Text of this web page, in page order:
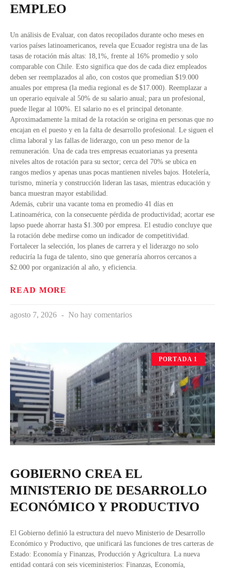
EMPLEO
Un análisis de Evaluar, con datos recopilados durante ocho meses en
varios países latinoamericanos, revela que Ecuador registra una de las
tasas de rotación más altas: 18,1%, frente al 16% promedio y solo
comparable con Chile. Esto significa que dos de cada diez empleados
deben ser reemplazados al año, con costos que promedian $19.000
anuales por empresa (la media regional es de $17.000). Reemplazar a
un operario equivale al 50% de su salario anual; para un profesional,
puede llegar al 100%. El salario no es el principal detonante.
Aproximadamente la mitad de la rotación se origina en personas que no
encajan en el puesto y en la falta de desarrollo profesional. Le siguen el
clima laboral y las fallas de liderazgo, con un peso menor de la
remuneración. Una de cada tres empresas ecuatorianas ya presenta
niveles altos de rotación para su sector; cerca del 70% se ubica en
rangos medios y apenas unas pocas mantienen niveles bajos. Hotelería,
turismo, minería y construcción lideran las tasas, mientras educación y
banca muestran mayor estabilidad.
Además, cubrir una vacante toma en promedio 41 días en
Latinoamérica, con la consecuente pérdida de productividad; acortar ese
lapso puede ahorrar hasta $1.300 por empresa. El estudio concluye que
la rotación debe medirse como un indicador de competitividad.
Fortalecer la selección, los planes de carrera y el liderazgo no solo
reduciría la fuga de talento, sino que generaría ahorros cercanos a
$2.000 por organización al año, y eficiencia.
READ MORE
agosto 7, 2026 No hay comentarios
PORTADA 1
GOBIERNO CREA EL
MINISTERIO DE DESARROLLO
ECONÓMICO Y PRODUCTIVO
El Gobierno definió la estructura del nuevo Ministerio de Desarrollo
Económico y Productivo, que unificará las funciones de tres carteras de
Estado: Economía y Finanzas, Producción y Agricultura. La nueva
entidad contará con seis viceministerios: Finanzas, Economía,